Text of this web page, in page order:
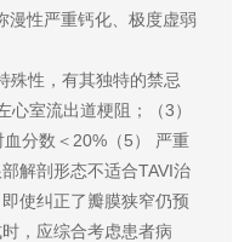
漫性严重钙化、极度虚弱
性，有其独特的禁忌
室流出道梗阻；（3）
分数＜20%（5） 严重
解剖形态不适合TAVI治
使纠正了瓣膜狭窄仍预
，应综合考虑患者病